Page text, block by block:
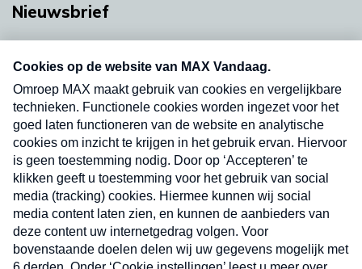
Nieuwsbrief
nieuwsbrief. Elke vrijdag- en dinsdagochtend in
uw mailbox.
Verzend